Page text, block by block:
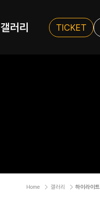
갤러리 TICKET
Home 갤러리 하이라이트